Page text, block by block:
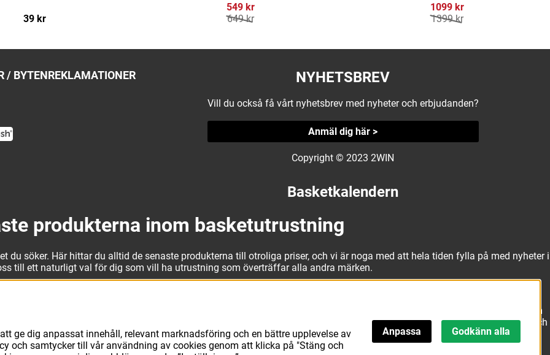
39 kr
549 kr
649 kr
1099 kr
1399 kr
/ BYTENREKLAMATIONER NYHETSBREV
Vill du också få vårt nyhetsbrev med nyheter och erbjudanden?
Anmäl dig här >
Copyright © 2023 2WIN
Basketkalendern
produkterna inom basketutrustning
du söker. Här hittar du alltid de senaste produkterna till otroliga priser, och vi är noga med att hela tiden fylla på med nyheter i
till ett naturligt val för dig som vill ha utrustning som överträffar alla andra märken.
kan vi erbjuda allt som du eller din klubb behöver. Välj ut kvalitativa basketbollar och basketskor från välkända märken som
från Jordan. I vårt breda och prisvärda sortiment kan vi erbjuda matchkläder som ger maximal rörelsefrihet, både på och
vad du behöver för basketutrustning kan du vara säker på att hitta den här.
ge dig anpassat innehåll, relevant marknadsföring och en bättre upplevelse av
och samtycker till vår användning av cookies genom att klicka på "Stäng och
Anpassa Godkänn alla